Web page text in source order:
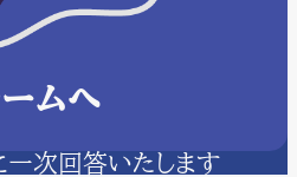
ムへ
一次回答いたします